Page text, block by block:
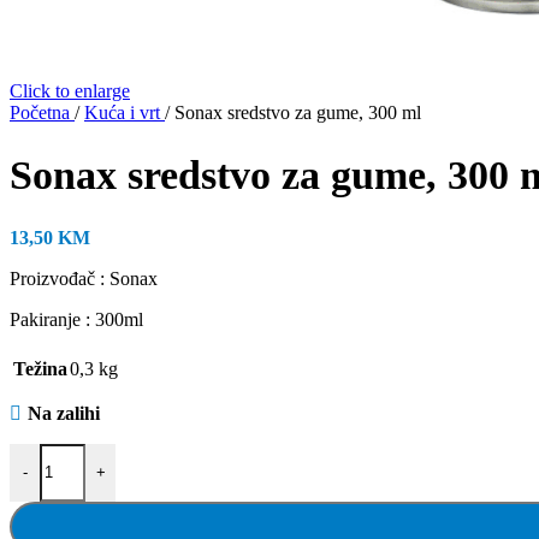
Click to enlarge
Početna / Kuća i vrt / Sonax sredstvo za gume, 300 ml
Sonax sredstvo za gume, 300
13,50 KM
Proizvođač : Sonax
Pakiranje : 300ml
Težina0,3 kg
Na zalihi
-
Sonax sredstvo za gume, 300 ml količina
+